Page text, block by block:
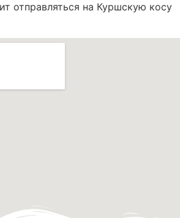
отправляться на Куршскую косу